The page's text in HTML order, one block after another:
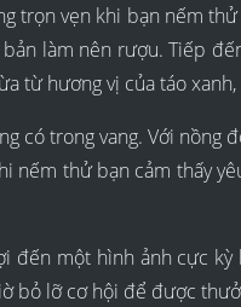
trọn vẹn khi bạn nếm
làm nên rượu. Tiếp
từ hương vị của táo
có trong vang. Với
nếm thử bạn cảm thấy
đến một hình ảnh cực
bỏ lỡ cơ hội để được